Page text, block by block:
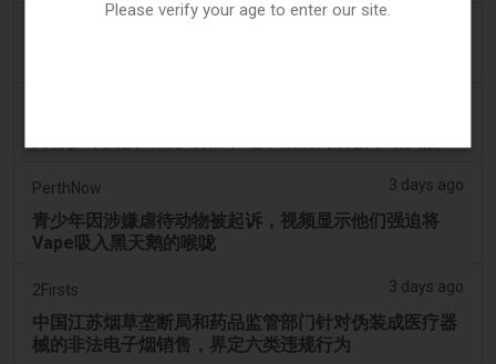
PerthNow 3 days ago
青少年因涉嫌虐待动物被起诉，视频显示他们强迫将
Vape吸入黑天鹅的喉咙
2Firsts 3 days ago
中国江苏烟草垄断局和药品监管部门针对伪装成医疗器
械的非法电子烟销售，界定六类违规行为
Please verify your age to enter our site.